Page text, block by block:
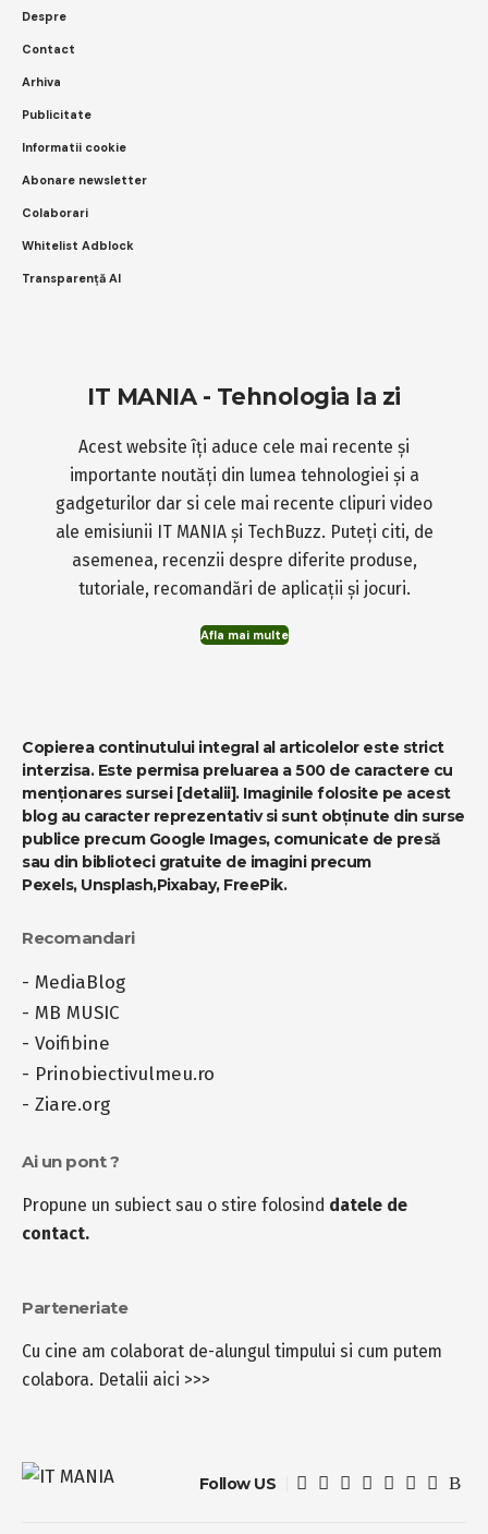
Despre
Contact
Arhiva
Publicitate
Informatii cookie
Abonare newsletter
Colaborari
Whitelist Adblock
Transparență AI
IT MANIA - Tehnologia la zi
Acest website îți aduce cele mai recente și
importante noutăți din lumea tehnologiei și a
gadgeturilor dar si cele mai recente clipuri video
ale emisiunii IT MANIA și TechBuzz. Puteți citi, de
asemenea, recenzii despre diferite produse,
tutoriale, recomandări de aplicații și jocuri.
Afla mai multe
Copierea continutului integral al articolelor este strict
interzisa. Este permisa preluarea a 500 de caractere cu
menționares sursei [detalii]. Imaginile folosite pe acest
blog au caracter reprezentativ si sunt obținute din surse
publice precum Google Images, comunicate de presă
sau din biblioteci gratuite de imagini precum
Pexels, Unsplash,Pixabay, FreePik.
Recomandari
- MediaBlog
- MB MUSIC
- Voifibine
- Prinobiectivulmeu.ro
- Ziare.org
Ai un pont ?
Propune un subiect sau o stire folosind datele de
contact.
Parteneriate
Cu cine am colaborat de-alungul timpului si cum putem
colabora. Detalii aici >>>
Follow US